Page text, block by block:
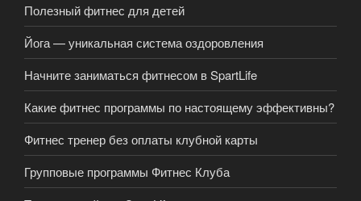
Полезный фитнес для детей
Йога — уникальная система оздоровления
Начните заниматься фитнесом в SpartLife
Какие фитнес программы по настоящему эффективны?
Фитнес тренер без оплаты клубной карты
Групповые программы Фитнес Клуба